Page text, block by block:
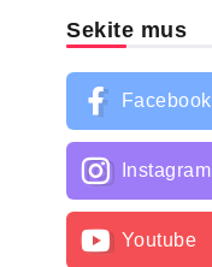
Sekite mus
Facebook
Instagram
Youtube